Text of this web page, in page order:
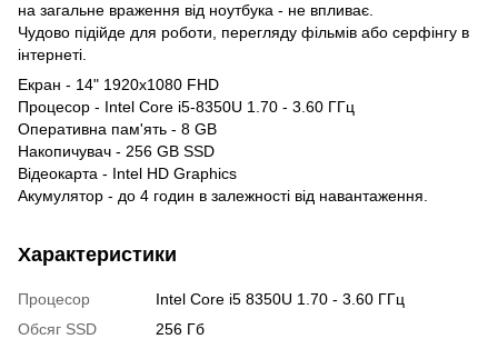
на загальне враження від ноутбука - не впливає.
Чудово підійде для роботи, перегляду фільмів або серфінгу в
інтернеті.
Екран - 14" 1920x1080 FHD
Процесор - Intel Core i5-8350U 1.70 - 3.60 ГГц
Оперативна пам'ять - 8 GB
Накопичувач - 256 GB SSD
Відеокарта - Intel HD Graphics
Акумулятор - до 4 годин в залежності від навантаження.
Характеристики
Процесор
Intel Core i5 8350U 1.70 - 3.60 ГГц
Обсяг SSD
256 Гб